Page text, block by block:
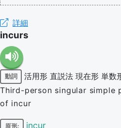
詳細
incurs
動詞 活用形 直説法 現在形 単数
Third-person singular simple
of incur
原形: incur